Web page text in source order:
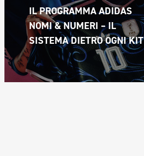
IL PROGRAMMA ADIDAS
NOMI & NUMERI – IL
SISTEMA DIETRO OGNI KIT